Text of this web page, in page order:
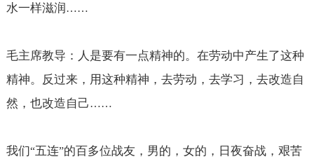
水一样滋润……
毛主席教导：人是要有一点精神的。在劳动中产生了这种
精神。反过来，用这种精神，去劳动，去学习，去改造自
然，也改造自己……
我们“五连”的百多位战友，男的，女的，日夜奋战，艰苦